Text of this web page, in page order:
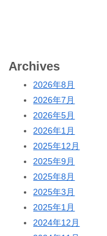
Archives
2026年8月
2026年7月
2026年5月
2026年1月
2025年12月
2025年9月
2025年8月
2025年3月
2025年1月
2024年12月